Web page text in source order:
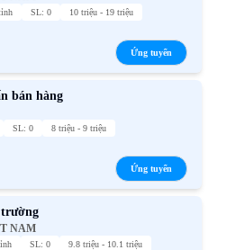
SL: 0 10 triệu - 19 triệu
Ứng tuyển
bán hàng
SL: 0 8 triệu - 9 triệu
Ứng tuyển
NAM
SL: 0 9.8 triệu - 10.1 triệu